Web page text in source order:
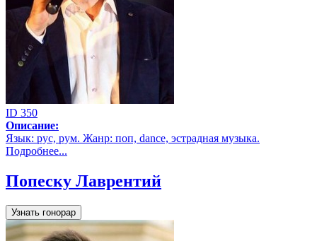
ID 350
Описание:
Язык: рус, рум. Жанр: поп, dance, эстрадная музыка.
Подробнее...
Попеску Лаврентий
Узнать гонорар